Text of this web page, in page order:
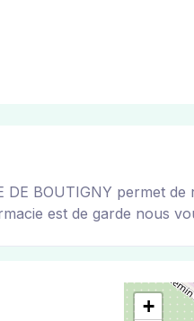
DE BOUTIGNY permet
est de garde nous
+